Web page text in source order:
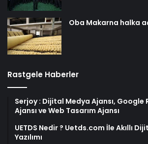
Oba Makarna halka
Rastgele Haberler
Serjoy : Dijital Medya Ajansı, Google
Ajansı ve Web Tasarım Ajansı
UETDS Nedir ? Uetds.com İle Akıllı
Yazılımı